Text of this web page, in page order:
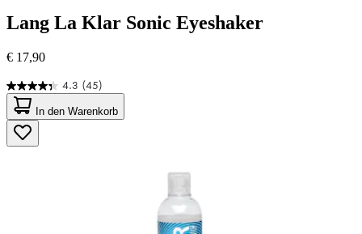
Lang La Klar Sonic Eyeshaker
€ 17,90
4.3 (45)
4.3
von
5
Sternen.
45
In den Warenkorb